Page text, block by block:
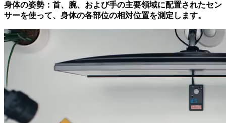
身体の姿勢： 首、腕、および手の主要領域に配置されたセン
サーを使って、身体の各部位の相対位置を測定します。